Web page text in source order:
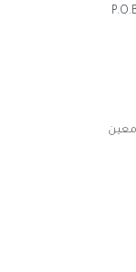
معين